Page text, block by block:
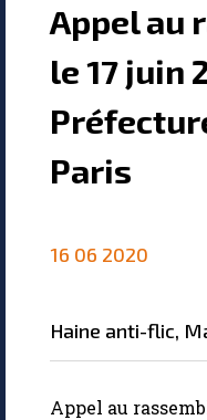
Appel au
le 17 juin
Paris
16 06 2020
Haine anti-flic,
Appel au